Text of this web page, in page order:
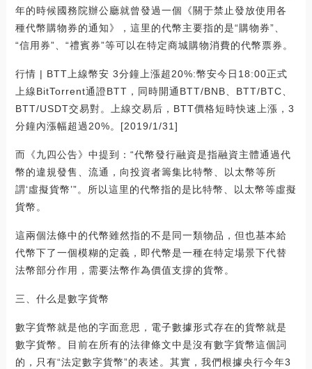
年的時候國務院辦公廳就曾發過一個《關于禁止發放使用各
種代幣購物券的通知》，這里的代幣主要指的是“購物券”、
“信用券”、“禮賓券”等可以在特定商城購物消費的代幣票券。
行情 | BTT上線幣安 3分鐘上漲超20%:幣安今日18:00正式
上線BitTorrent通證BTT，同時開通BTT/BNB、BTT/BTC、
BTT/USDT交易對。上線交易后，BTT價格短時快速上漲，3
分鐘內漲幅超過20%。[2019/1/31]
而《九四公告》中提到：“代幣發行融資是指融資主體通過代
幣的違規發售、流通，向投資者籌集比特幣、以太幣等所
謂‘虛擬貨幣’”。所以這里的代幣指的是比特幣、以太幣等虛擬
貨幣。
這兩個法條中的代幣雖然指的不是同一類物品，但也基本給
代幣下了一個模糊的定義，即代幣是一種在特定場景下代替
法幣部分作用，需要法幣作為價值支撐的貨幣。
三、什么是數字貨幣
數字貨幣就是他的字面意思，電子數據形式存在的貨幣就是
數字貨幣。目前在所有的法律條文中是沒有數字貨幣這個詞
的，只有“法定數字貨幣”的表述。其實，我們根據央行今年3